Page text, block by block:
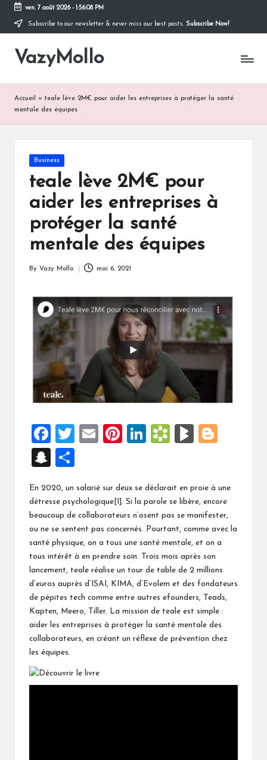
Skip
content
ven. 7 août 2026- 1:56:08 PM
Subscribe to our newsletter & never miss our best posts. Subscribe Now!
VazyMollo
Pensez
Prenez
Accueil » teale lève 2M€ pour aider les entreprises à protéger la santé
mentale des équipes
Posted
Business
teale lève 2M€ pour
aider les entreprises à
protéger la santé
mentale des équipes
By Vazy Mollo mai 6, 2021
F
a
ce
b
o
o
k
T
er
E
l
Pi
es
t
Li
dI
n
k
m
ar
ks
.fr
Bl
M
ar
ks
g
er
S
a
p
ch
at
ta
g
er
En 2020, un salarié sur deux se déclarait en proie à une
détresse psychologique[1]. Si la parole se libère, encore
beaucoup de collaborateurs n’osent pas se manifester,
ou ne se sentent pas concernés. Pourtant, comme avec la
santé physique, on a tous une santé mentale, et on a
tous intérêt à en prendre soin. Trois mois après son
lancement, teale réalise un tour de table de 2 millions
d’euros auprès d’ISAI, KIMA, d’Evolem et des fondateurs
de pépites tech comme entre autres efounders, Teads,
Kapten, Meero, Tiller. La mission de teale est simple :
aider les entreprises à protéger la santé mentale des
collaborateurs, en créant un réflexe de prévention chez
les équipes.